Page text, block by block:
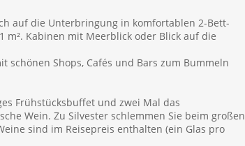
auf die Unterbringung in komfortablen 2-Bett-
m². Kabinen mit Meerblick oder Blick auf die
schönen Shops, Cafés und Bars zum Bummeln
Frühstücksbuffet und zwei Mal das
Wein. Zu Silvester schlemmen Sie beim großen
sind im Reisepreis enthalten (ein Glas pro